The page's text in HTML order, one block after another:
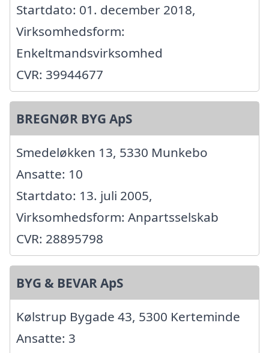
Startdato: 01. december 2018,
Virksomhedsform:
Enkeltmandsvirksomhed
CVR: 39944677
BREGNØR BYG ApS
Smedeløkken 13, 5330 Munkebo
Ansatte: 10
Startdato: 13. juli 2005,
Virksomhedsform: Anpartsselskab
CVR: 28895798
BYG & BEVAR ApS
Kølstrup Bygade 43, 5300 Kerteminde
Ansatte: 3